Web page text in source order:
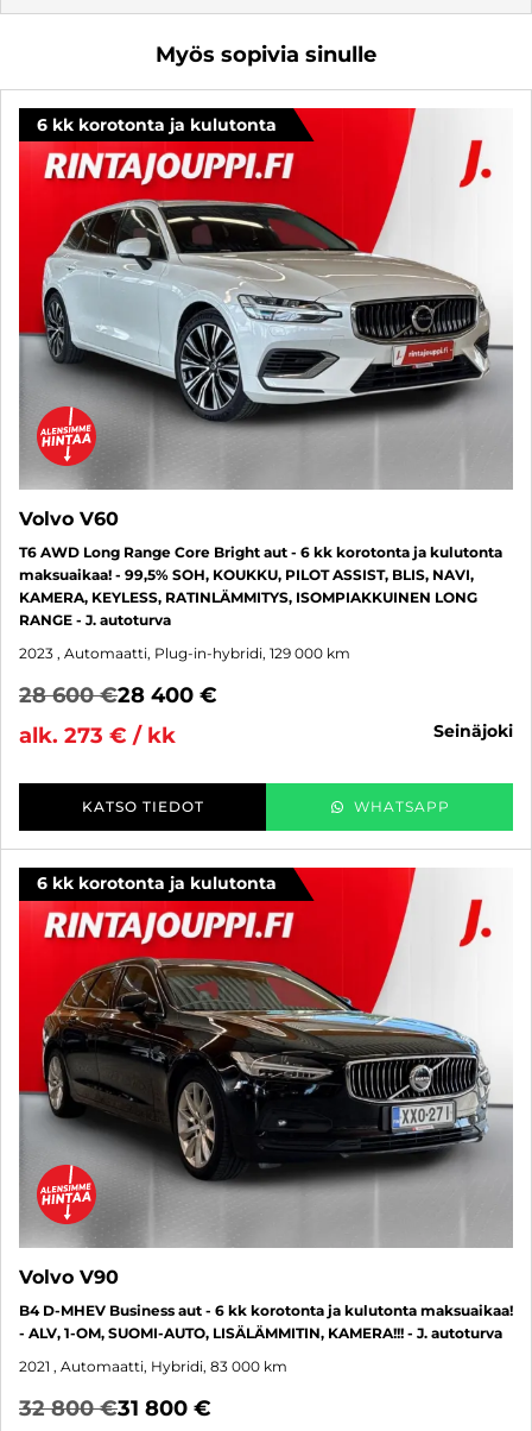
Myös sopivia sinulle
6 kk korotonta ja kulutonta
Volvo V60
T6 AWD Long Range Core Bright aut - 6 kk korotonta ja kulutonta
maksuaikaa! - 99,5% SOH, KOUKKU, PILOT ASSIST, BLIS, NAVI,
KAMERA, KEYLESS, RATINLÄMMITYS, ISOMPIAKKUINEN LONG
RANGE - J. autoturva
2023 , Automaatti, Plug-in-hybridi, 129 000 km
28 600 €28 400 €
alk. 273 € / kk
seinäjoki
KATSO TIEDOT WHATSAPP
6 kk korotonta ja kulutonta
Volvo V90
B4 D-MHEV Business aut - 6 kk korotonta ja kulutonta maksuaikaa!
- ALV, 1-OM, SUOMI-AUTO, LISÄLÄMMITIN, KAMERA!!! - J. autoturva
2021 , Automaatti, Hybridi, 83 000 km
32 800 €31 800 €